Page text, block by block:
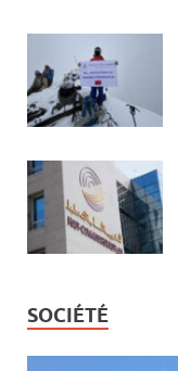
SOCIÉTÉ